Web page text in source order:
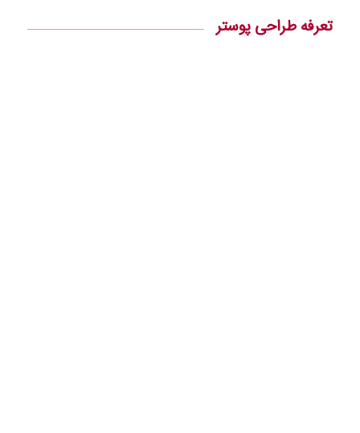
تعرفه طراحی پوستر